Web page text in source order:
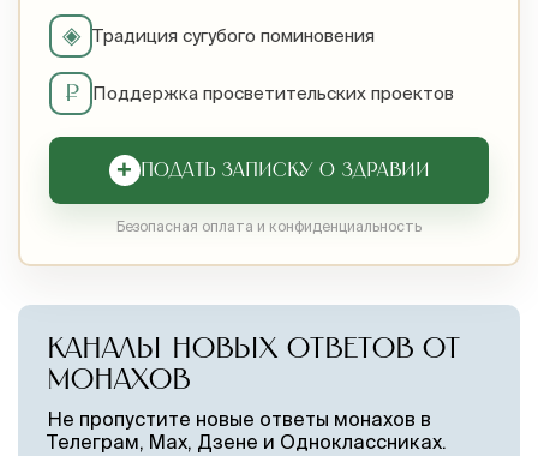
◈ Традиция сугубого поминовения
₽ Поддержка просветительских проектов
+ ПОДАТЬ ЗАПИСКУ О ЗДРАВИИ
Безопасная оплата и конфиденциальность
КАНАЛЫ НОВЫХ ОТВЕТОВ ОТ
МОНАХОВ
Не пропустите новые ответы монахов в
Телеграм, Max, Дзене и Одноклассниках.